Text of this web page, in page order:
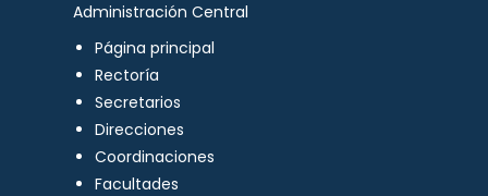
Administración Central
Página principal
Rectoría
Secretarios
Direcciones
Coordinaciones
Facultades